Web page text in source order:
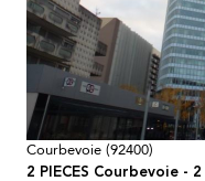
Courbevoie (92400)
2 PIECES Courbevoie -